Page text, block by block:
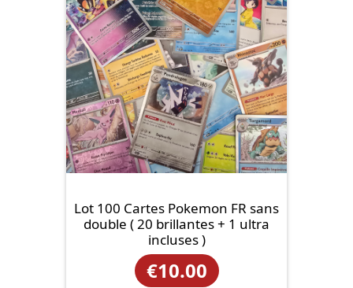
Lot 100 Cartes Pokemon FR sans
double ( 20 brillantes + 1 ultra
incluses )
€10.00